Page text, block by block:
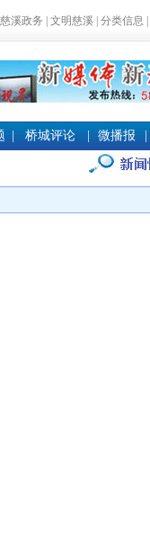
慈溪政务 文明慈溪 分类信息
桥城评论 微播报